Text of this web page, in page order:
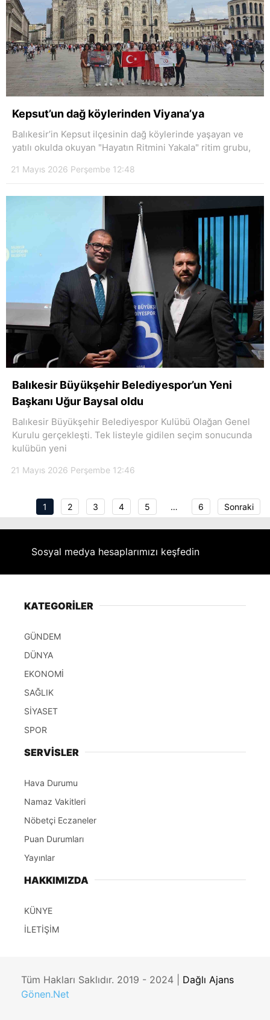
Kepsut’un dağ köylerinden Viyana’ya
Balıkesir’in Kepsut ilçesinin dağ köylerinde yaşayan ve
yatılı okulda okuyan "Hayatın Ritmini Yakala" ritim grubu,
21 Mayıs 2026 Perşembe 12:48
Balıkesir Büyükşehir Belediyespor’un Yeni
Başkanı Uğur Baysal oldu
Balıkesir Büyükşehir Belediyespor Kulübü Olağan Genel
Kurulu gerçekleşti. Tek listeyle gidilen seçim sonucunda
kulübün yeni
21 Mayıs 2026 Perşembe 12:46
1 2 3 4 5 … 6 Sonraki
Sosyal medya hesaplarımızı keşfedin
KATEGORİLER
GÜNDEM
DÜNYA
EKONOMİ
SAĞLIK
SİYASET
SPOR
SERVİSLER
Hava Durumu
Namaz Vakitleri
Nöbetçi Eczaneler
Puan Durumları
Yayınlar
HAKKIMIZDA
KÜNYE
İLETİŞİM
Tüm Hakları Saklıdır. 2019 - 2024 | Dağlı Ajans
Gönen.Net